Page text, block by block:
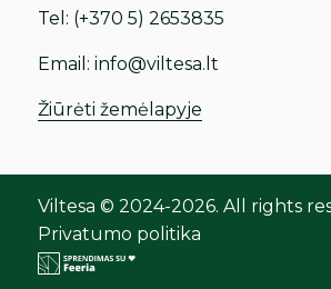
Tel: (+370 5) 2653835
Email:info@viltesa.lt
Žiūrėti žemėlapyje
Viltesa © 2024-2026. All rights
Privatumo politika